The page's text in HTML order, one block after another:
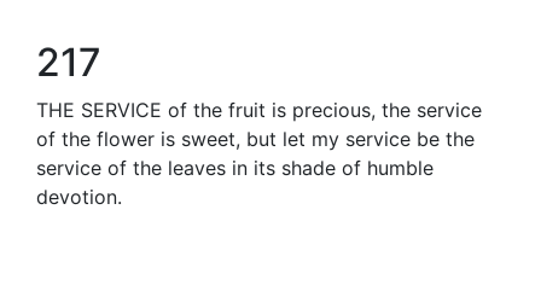
217
THE SERVICE of the fruit is precious, the service
of the flower is sweet, but let my service be the
service of the leaves in its shade of humble
devotion.